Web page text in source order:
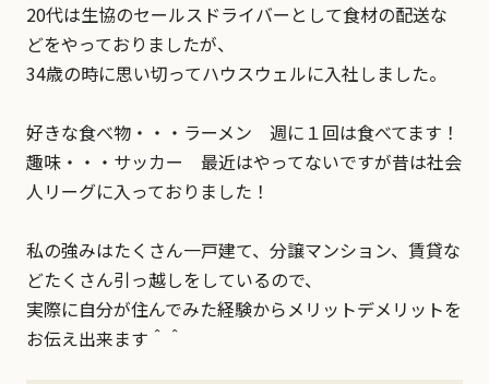
20代は生協のセールスドライバーとして食材の配送な
どをやっておりましたが、
34歳の時に思い切ってハウスウェルに入社しました。
好きな食べ物・・・ラーメン 週に１回は食べてます！
趣味・・・サッカー 最近はやってないですが昔は社会
人リーグに入っておりました！
私の強みはたくさん一戸建て、分譲マンション、賃貸な
どたくさん引っ越しをしているので、
実際に自分が住んでみた経験からメリットデメリットを
お伝え出来ます＾＾